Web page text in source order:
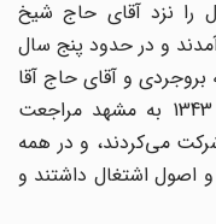
نزد آقای حاج شیخ
و در حدود پنج‌ سال
و آقای حاج آقا
مرتضی حائری شرکت کردند. در سال 1343 به مشهد مراجعت
می‌کردند، و در همه‌
اشتغال داشتند و